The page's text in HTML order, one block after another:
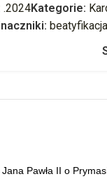
.2024Kategorie:
Pawła II o